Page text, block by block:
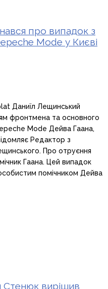
про випадок з
Mode у Києві
Даниїл Лещинський
фронтмена та основного
Mode Дейва Гаана,
Редактор з
Про отруєння
Гаана. Цей випадок
помічником Дейва
Стенюк вирішив